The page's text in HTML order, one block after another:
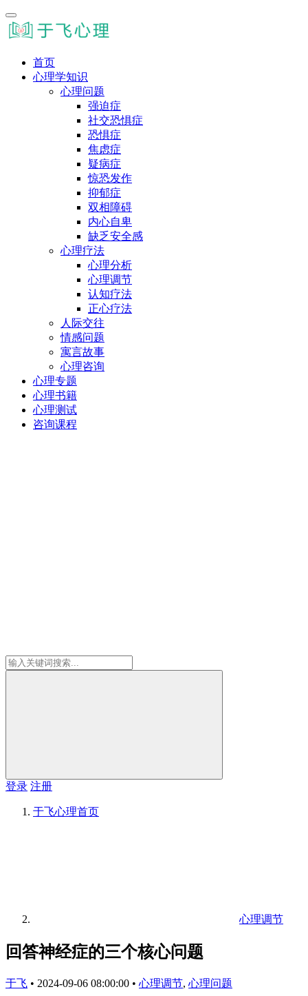
首页
心理学知识
心理问题
强迫症
社交恐惧症
恐惧症
焦虑症
疑病症
惊恐发作
抑郁症
双相障碍
内心自卑
缺乏安全感
心理疗法
心理分析
心理调节
认知疗法
正心疗法
人际交往
情感问题
寓言故事
心理咨询
心理专题
心理书籍
心理测试
咨询课程
登录 注册
于飞心理首页
心理调节
回答神经症的三个核心问题
于飞 • 2024-09-06 08:00:00 • 心理调节, 心理问题